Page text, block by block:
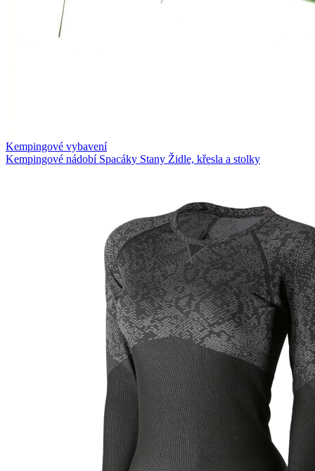
Kempingové vybavení
Kempingové nádobí Spacáky Stany Židle, křesla a stolky